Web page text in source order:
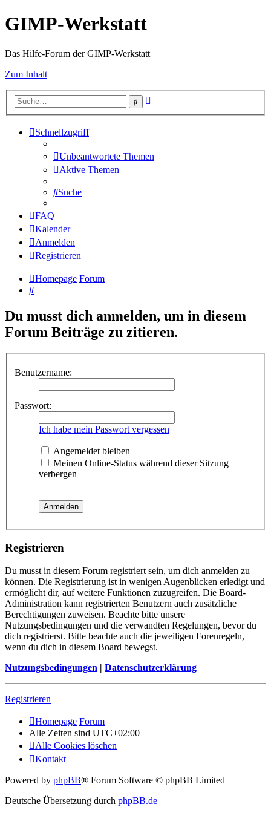
GIMP-Werkstatt
Das Hilfe-Forum der GIMP-Werkstatt
Zum Inhalt
Suche
Schnellzugriff
Unbeantwortete Themen
Aktive Themen
Suche
FAQ
Kalender
Anmelden
Registrieren
Homepage Forum
Suche
Du musst dich anmelden, um in diesem
Forum Beiträge zu zitieren.
Benutzername:
Passwort:
Ich habe mein Passwort vergessen
Angemeldet bleiben
Meinen Online-Status während dieser Sitzung
verbergen
Registrieren
Du musst in diesem Forum registriert sein, um dich anmelden zu
können. Die Registrierung ist in wenigen Augenblicken erledigt und
ermöglicht dir, auf weitere Funktionen zuzugreifen. Die Board-
Administration kann registrierten Benutzern auch zusätzliche
Berechtigungen zuweisen. Beachte bitte unsere
Nutzungsbedingungen und die verwandten Regelungen, bevor du
dich registrierst. Bitte beachte auch die jeweiligen Forenregeln,
wenn du dich in diesem Board bewegst.
Nutzungsbedingungen | Datenschutzerklärung
Registrieren
Homepage Forum
Alle Zeiten sind UTC+02:00
Alle Cookies löschen
Kontakt
Powered by phpBB® Forum Software © phpBB Limited
Deutsche Übersetzung durch phpBB.de